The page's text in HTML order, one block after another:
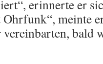
erinnerte er
meinte
bald